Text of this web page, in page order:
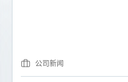
公司新闻